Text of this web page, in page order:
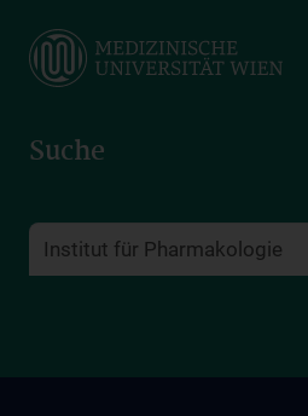
main
Suche